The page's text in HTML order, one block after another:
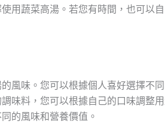
用蔬菜高湯。若您有時間，也可以
風味。您可以根據個人喜好選擇不
味料，您可以根據自己的口味調整
的風味和營養價值。